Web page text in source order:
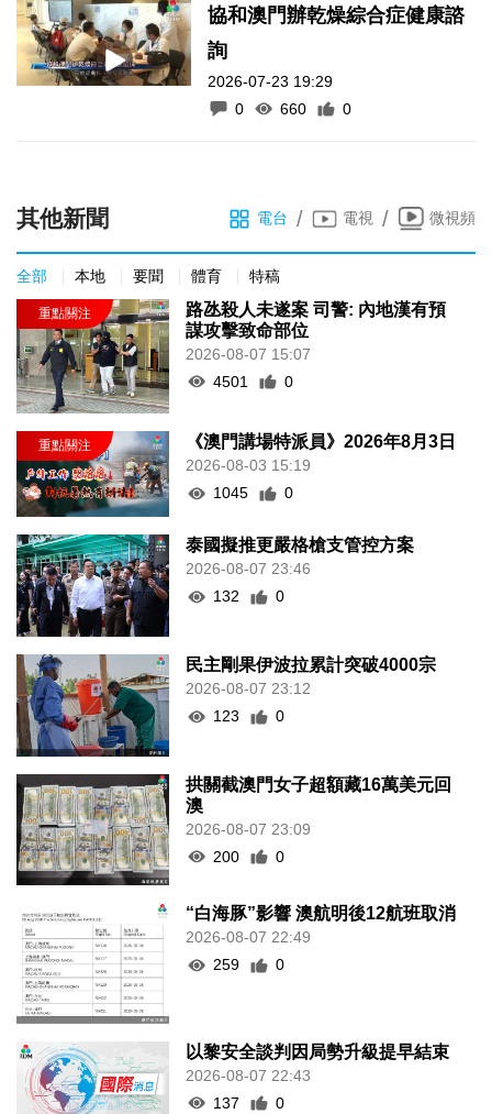
協和澳門辦乾燥綜合症健康諮
詢
2026-07-23 19:29
0
660 0
其他新聞 電台 / 電視 / 微視頻
全部 本地 要聞 體育 特稿
路氹殺人未遂案 司警: 內地漢有預
謀攻擊致命部位
2026-08-07 15:07
4501
0
《澳門講場特派員》2026年8月3日
2026-08-03 15:19
1045
0
泰國擬推更嚴格槍支管控方案
2026-08-07 23:46
132
0
民主剛果伊波拉累計突破4000宗
2026-08-07 23:12
123
0
拱關截澳門女子超額藏16萬美元回
澳
2026-08-07 23:09
200
0
“白海豚”影響 澳航明後12航班取消
2026-08-07 22:49
259
0
以黎安全談判因局勢升級提早結束
2026-08-07 22:43
137
0